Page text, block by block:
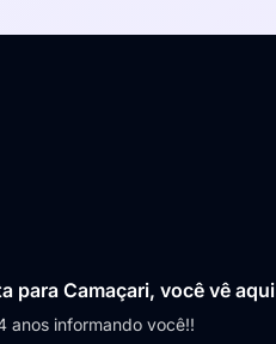
para Camaçari, você vê aqui
anos informando você!!